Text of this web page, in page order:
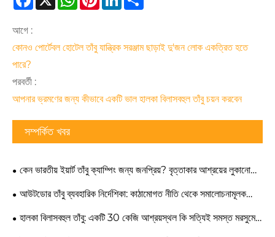
আগে :
কোনও পোর্টেবল হোটেল তাঁবু যান্ত্রিক সরঞ্জাম ছাড়াই দু'জন লোক একত্রিত হতে
পারে?
পরবর্তী :
আপনার ভ্রমণের জন্য কীভাবে একটি ভাল হালকা বিলাসবহুল তাঁবু চয়ন করবেন
সম্পর্কিত খবর
কেন ভারতীয় ইয়ার্ট তাঁবু ক্যাম্পিং জন্য জনপ্রিয়? বৃত্তাকার আশ্রয়ের লুকানো
ডিজাইনের সুবিধা
আউটডোর তাঁবু ব্যবহারিক নির্দেশিকা: কাঠামোগত নীতি থেকে সমালোচনামূলক
ক্ষেত্রের সিদ্ধান্ত
হালকা বিলাসবহুল তাঁবু: একটি 30 কেজি আশ্রয়স্থল কি সত্যিই সমস্ত মরসুমের